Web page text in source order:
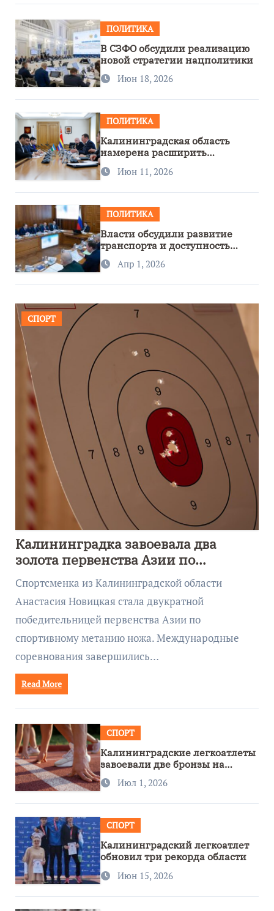
ПОЛИТИКА
В СЗФО обсудили реализацию
новой стратегии нацполитики
Июн 18, 2026
ПОЛИТИКА
Калининградская область
намерена расширить
сотрудничество с Узбекистаном
Июн 11, 2026
ПОЛИТИКА
Власти обсудили развитие
транспорта и доступность
региона
Апр 1, 2026
СПОРТ
Калининградка завоевала два
золота первенства Азии по
метанию ножа
Спортсменка из Калининградской области
Анастасия Новицкая стала двукратной
победительницей первенства Азии по
спортивному метанию ножа. Международные
соревнования завершились…
Read More
СПОРТ
Калининградские легкоатлеты
завоевали две бронзы на
первенстве России
Июл 1, 2026
СПОРТ
Калининградский легкоатлет
обновил три рекорда области
Июн 15, 2026